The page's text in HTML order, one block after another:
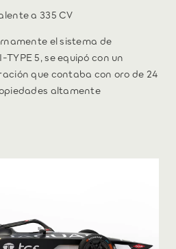
a 335 CV
el sistema de
5, se equipó con un
que contaba con oro de 24
altamente